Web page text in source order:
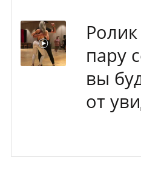
пару
вы
от